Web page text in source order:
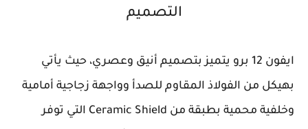
التصميم
ايفون 12 برو يتميز بتصميم أنيق وعصري، حيث يأتي
بهيكل من الفولاذ المقاوم للصدأ وواجهة زجاجية أمامية
وخلفية محمية بطبقة من Ceramic Shield التي توفر